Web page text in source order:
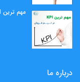
مهم ‌ترین KPI های تیم فروش
درباره ما